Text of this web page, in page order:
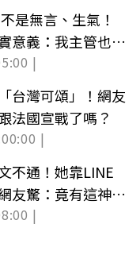
是無言、生氣！
意義：我主管也會
|
台灣可頌」！網友
法國宣戰了嗎？
|
不通！她靠LINE
友驚：竟有這神功
|